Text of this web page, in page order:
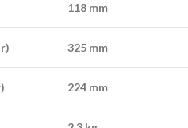
118 mm
325 mm
224 mm